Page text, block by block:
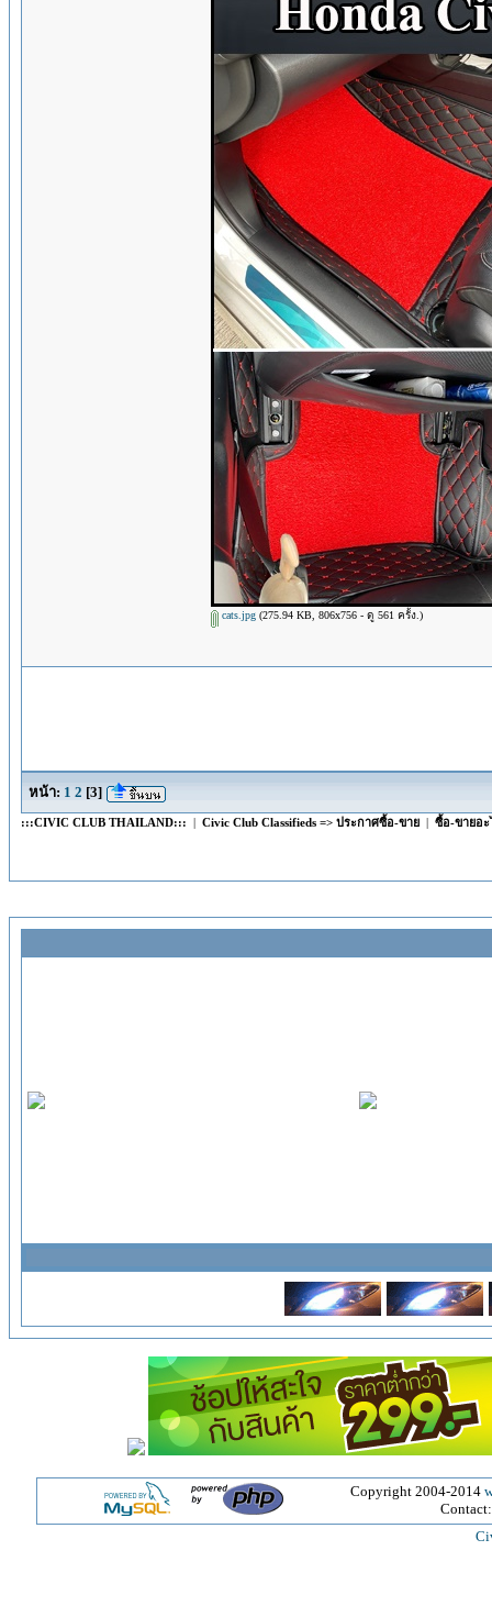
cats.jpg (275.94 KB, 806x756 - ดู 561 ครั้ง.)
หน้า: 1 2 [3]
:::CIVIC CLUB THAILAND::: | Civic Club Classifieds => ประกาศซื้อ-ขาย | ซื้อ-ขายอ
Copyright 2004-2014